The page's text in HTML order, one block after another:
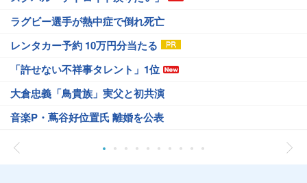
ラグビー選手が熱中症で倒れ死亡
レンタカー予約 10万円分当たる
「許せない不祥事タレント」1位
大倉忠義「鳥貴族」実父と初共演
音楽P・蔦谷好位置氏 離婚を公表